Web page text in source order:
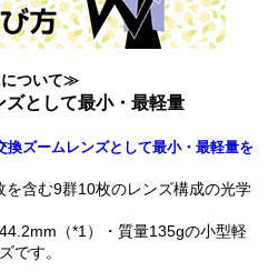
ついて≫
ズとして最小・最軽量
ズームレンズとして最小・最軽量を
含む9群10枚のレンズ構成の光学
（*1）・質量135gの小型軽
です。